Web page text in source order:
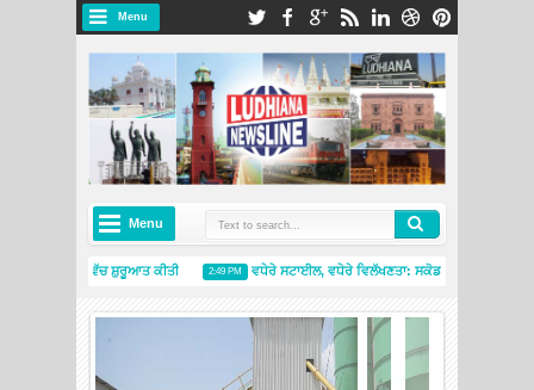
Menu
Menu
ਨੇ ਭਾਰਤ ਵਿੱਚ ਸ਼ੁਰੂਆਤ ਕੀਤੀ 2:49 PM
ਵਧੇਰੇ ਸਟਾਈਲ, ਵਧੇਰੇ ਵਿਲੱਖਣਤਾ: ਸਕੋਡਾ ਆਟੋ ਇੰਡੀਆ ਨੇ ਸਲਾਵੀਆ